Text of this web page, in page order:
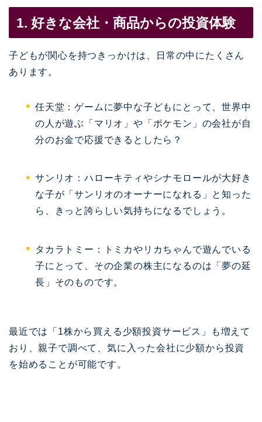
1. 好きな会社・商品からの投資体験
子どもが関心を持つきっかけは、日常の中にたくさん
あります。
任天堂：ゲームに夢中な子どもにとって、世界中
の人が遊ぶ「マリオ」や「ポケモン」の会社が自
分のお金で応援できるとしたら？
サンリオ：ハローキティやシナモロールが大好き
な子が「サンリオのオーナーになれる」と知った
ら、きっと誇らしい気持ちになるでしょう。
タカラトミー：トミカやリカちゃんで遊んでいる
子にとって、その企業の株主になるのは「夢の延
長」そのものです。
最近では「1株から買える少額投資サービス」も増えて
おり、親子で調べて、気に入った会社に少額から投資
を始めることが可能です。